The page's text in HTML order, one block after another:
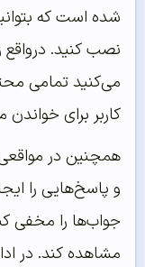
شده است که
نصب کنید. درواقع
می‌کنید تمامی
کاربر برای
همچنین در
و پاسخ‌هایی را
جواب‌ها را مخفی
مشاهده کند. در